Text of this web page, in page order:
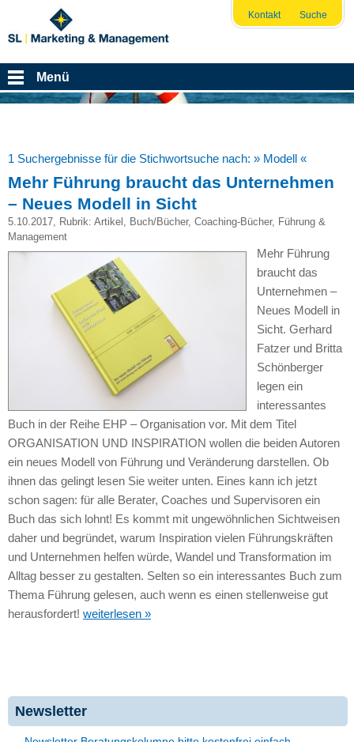
Kontakt Suche
Menü
1 Suchergebnisse für die Stichwortsuche nach: » Modell «
Mehr Führung braucht das Unternehmen
– Neues Modell in Sicht
5.10.2017, Rubrik: Artikel , Buch/Bücher, Coaching-Bücher, Führung &
Management
Mehr Führung
braucht das
Unternehmen –
Neues Modell in
Sicht. Gerhard
Fatzer und Britta
Schönberger
legen ein
interessantes
Buch in der Reihe EHP – Organisation vor. Mit dem Titel
ORGANISATION UND INSPIRATION wollen die beiden Autoren
ein neues Modell von Führung und Veränderung darstellen. Ob
ihnen das gelingt lesen Sie weiter unten. Eines kann ich jetzt
schon sagen: für alle Berater, Coaches und Supervisoren ein
Buch das sich lohnt! Es kommt mit ungewöhnlichen Sichtweisen
daher und begründet, warum Inspiration vielen Führungskräften
und Unternehmen helfen würde, Wandel und Transformation im
Alltag besser zu gestalten. Selten so ein interessantes Buch zum
Thema Führung gelesen, auch wenn es einen stellenweise gut
herausfordert! weiterlesen »
Newsletter